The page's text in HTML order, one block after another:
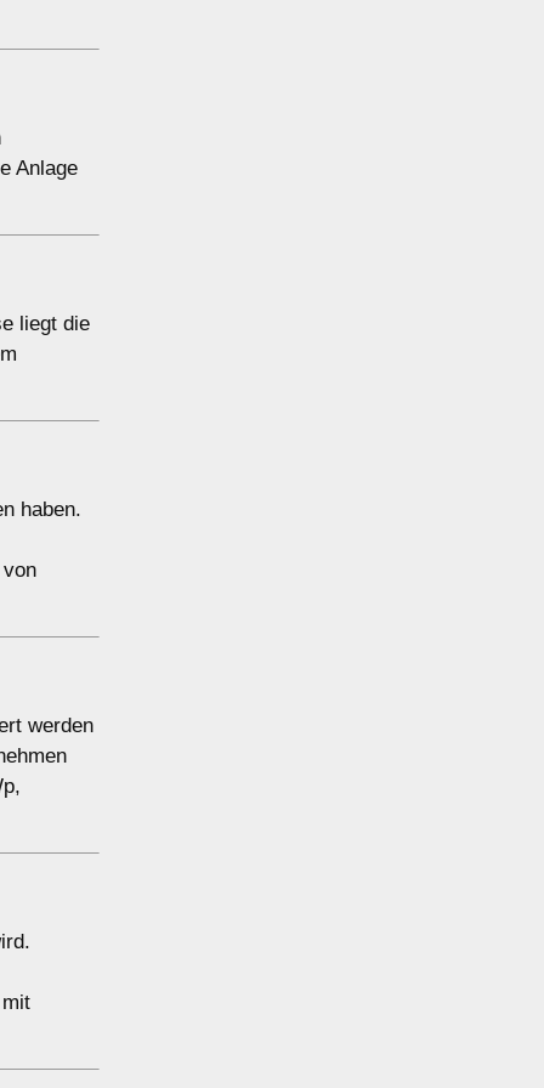
Anlage
liegt die
haben.
werden